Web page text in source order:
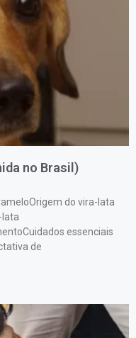
no Brasil)
do vira-lata
lata
essenciais
de